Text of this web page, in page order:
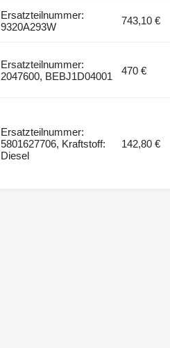
Ersatzteilnummer:
9320A293W
743,10 €
Ersatzteilnummer:
2047600, BEBJ1D04001
470 €
Ersatzteilnummer:
5801627706, Kraftstoff:
Diesel
142,80 €